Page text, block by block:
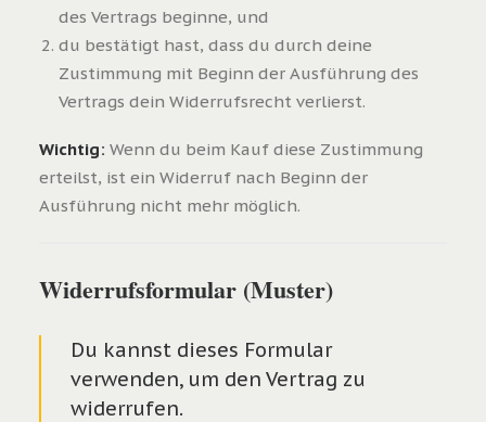
des Vertrags beginne, und
du bestätigt hast, dass du durch deine
Zustimmung mit Beginn der Ausführung des
Vertrags dein Widerrufsrecht verlierst.
Wichtig: Wenn du beim Kauf diese Zustimmung
erteilst, ist ein Widerruf nach Beginn der
Ausführung nicht mehr möglich.
Widerrufsformular (Muster)
Du kannst dieses Formular
verwenden, um den Vertrag zu
widerrufen.